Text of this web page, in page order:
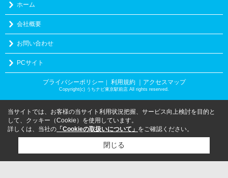
ホーム
会社概要
お問い合わせ
PCサイト
プライバシーポリシー ｜ 利用規約 ｜アクセスマップ
Copyright(c) うちナビ東京駅前店 All rights reserved.
当サイトでは、お客様の当サイト利用状況把握、サービス向上検討を目的と
して、クッキー（Cookie）を使用しています。
詳しくは、当社の 「Cookieの取扱いについて」 をご確認ください。
閉じる